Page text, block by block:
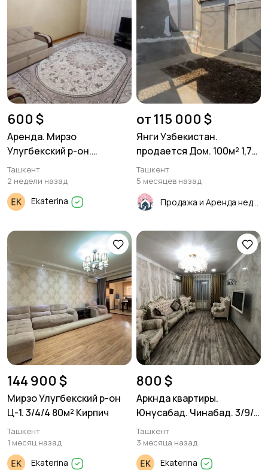
600 $
Аренда. Мирзо
Улугбекский р-он.
Карасу-6. 3/3/4 70м²
Ташкент
2 недели назад
Ekaterina
от 115 000 $
Янги Узбекистан.
продается Дом. 100м² 1,7
соток.
Ташкент
5 месяцев назад
144 900 $
Мирзо Улугбекский р-он
Ц-1. 3/4/4 80м² Кирпич
Ташкент
1 месяц назад
Ekaterina
800 $
Аркнда квартиры.
Юнусабад. Чинабад. 3/9/9
80м²
Ташкент
3 месяца назад
Ekaterina